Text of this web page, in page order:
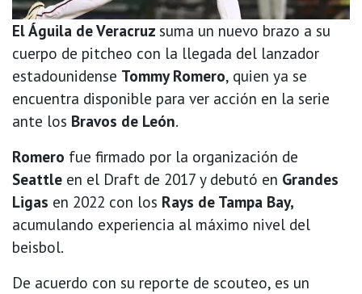
El Águila de Veracruz suma un nuevo brazo a su
cuerpo de pitcheo con la llegada del lanzador
estadounidense Tommy Romero, quien ya se
encuentra disponible para ver acción en la serie
ante los Bravos de León.
Romero fue firmado por la organización de
Seattle en el Draft de 2017 y debutó en Grandes
Ligas en 2022 con los Rays de Tampa Bay,
acumulando experiencia al máximo nivel del
beisbol.
De acuerdo con su reporte de scouteo, es un